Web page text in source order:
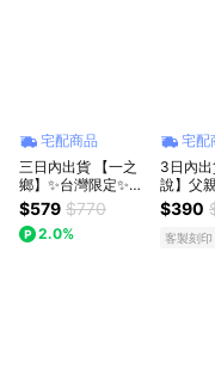
宅配商品
三日內出貨 【一之
鄉】✨台灣限定✨吉
伊卡哇-開運蜂蜜蛋
糕藏寶鐵盒 ｜附專
屬提袋
$579 $770
2.0%
宅配
3日內
說】父
蛋糕
$390
客製刻印